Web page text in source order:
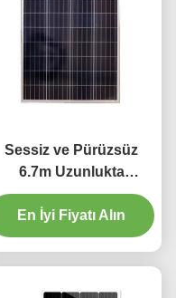
Sessiz ve Pürüzsüz
6.7m Uzunlukta
Alüminyum Perde
Parçası
En İyi Fiyatı Alın